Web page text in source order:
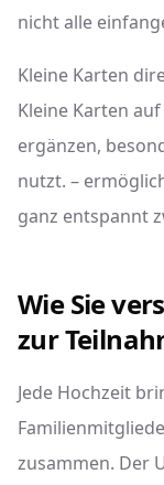
nicht alle
Kleine Karten
Kleine Karten
ergänzen,
nutzt. –
ganz entspannt
Wie Sie
zur
Jede Hochzeit
zusammen. Der